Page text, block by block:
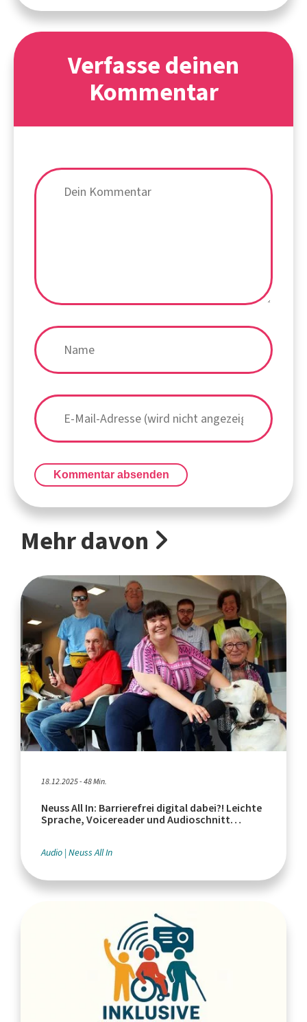
Verfasse deinen
Kommentar
Kommentar absenden
Mehr davon
18.12.2025 - 48 Min.
Neuss All In: Barrierefrei digital dabei?! Leichte
Sprache, Voicereader und Audioschnitt
Audio Neuss All In